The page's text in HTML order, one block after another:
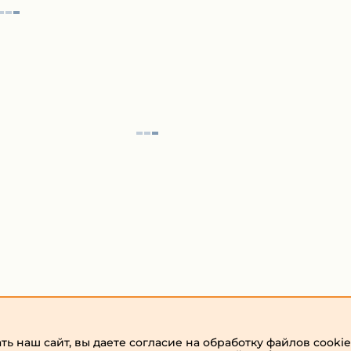
наш сайт, вы даете согласие на обработку файлов cookie